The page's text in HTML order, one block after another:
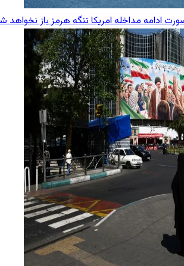
ادامه مداخله امریکا تنگه هرمز باز نخواهد